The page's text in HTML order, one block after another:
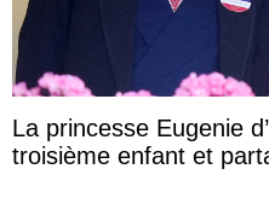
La princesse Eugenie
troisième enfant et